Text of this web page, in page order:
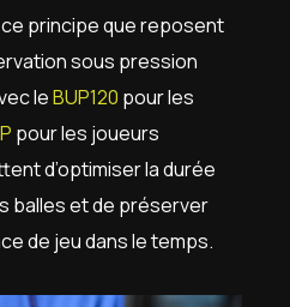
principe que reposent
sous pression
leBUP120 pour les
pour les joueurs
d’optimiser la durée
balles et de préserver
de jeu dans le temps.